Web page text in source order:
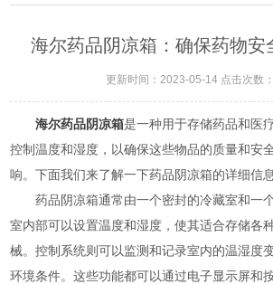
海尔药品阴凉箱：确保药物安
更新时间：2023-05-14 点击次数
海尔药品阴凉箱是一种用于存储药品和医
控制温度和湿度，以确保这些物品的质量和安
响。下面我们来了解一下药品阴凉箱的详细信息
药品阴凉箱通常由一个密封的冷藏室和一
室内部可以设置温度和湿度，使其适合存储各
械。控制系统则可以监测和记录室内的温湿度
环境条件。这些功能都可以通过电子显示屏和